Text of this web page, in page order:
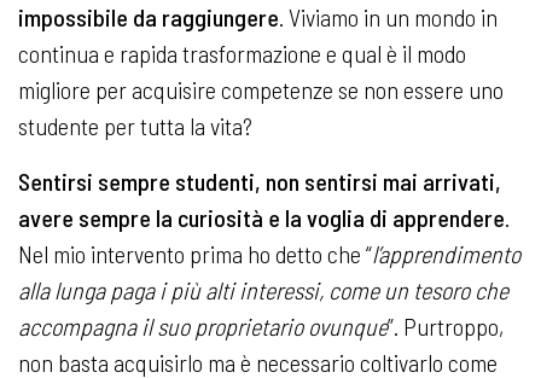
impossibile da raggiungere. Viviamo in un mondo in
continua e rapida trasformazione e qual è il modo
migliore per acquisire competenze se non essere uno
studente per tutta la vita?
Sentirsi sempre studenti, non sentirsi mai arrivati,
avere sempre la curiosità e la voglia di apprendere.
Nel mio intervento prima ho detto che “l’apprendimento
alla lunga paga i più alti interessi, come un tesoro che
accompagna il suo proprietario ovunque”. Purtroppo,
non basta acquisirlo ma è necessario coltivarlo come